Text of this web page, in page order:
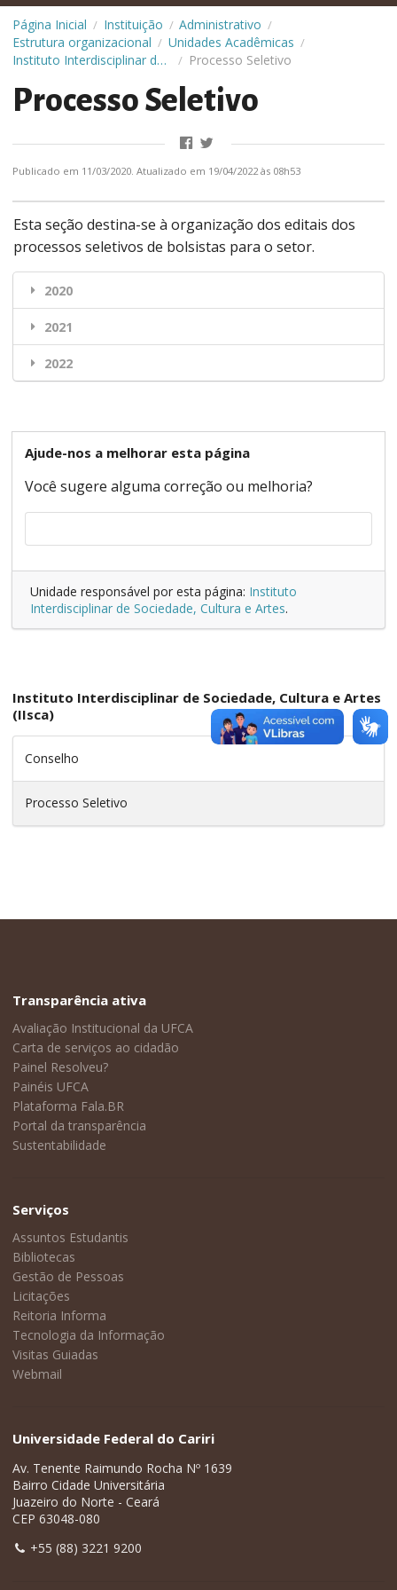
Página Inicial / Instituição / Administrativo /
Estrutura organizacional / Unidades Acadêmicas /
Instituto Interdisciplinar de Sociedade, Cultura e Artes (IIsca) / Processo Seletivo
Processo Seletivo
Publicado em 11/03/2020. Atualizado em 19/04/2022 às 08h53
Esta seção destina-se à organização dos editais dos
processos seletivos de bolsistas para o setor.
2020
2021
2022
Ajude-nos a melhorar esta página
Você sugere alguma correção ou melhoria?
Unidade responsável por esta página: Instituto
Interdisciplinar de Sociedade, Cultura e Artes.
Instituto Interdisciplinar de Sociedade, Cultura e Artes
(IIsca)
Conselho
Processo Seletivo
Transparência ativa
Avaliação Institucional da UFCA
Carta de serviços ao cidadão
Painel Resolveu?
Painéis UFCA
Plataforma Fala.BR
Portal da transparência
Sustentabilidade
Serviços
Assuntos Estudantis
Bibliotecas
Gestão de Pessoas
Licitações
Reitoria Informa
Tecnologia da Informação
Visitas Guiadas
Webmail
Universidade Federal do Cariri
Av. Tenente Raimundo Rocha Nº 1639
Bairro Cidade Universitária
Juazeiro do Norte - Ceará
CEP 63048-080
+55 (88) 3221 9200